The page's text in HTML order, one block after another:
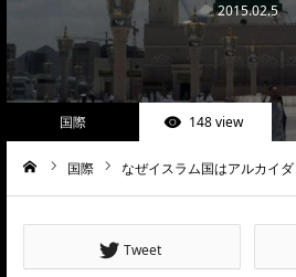
2015.02.5
国際 148 view
国際 なぜイスラム国はアルカイ
Tweet
サイトマップ
about
お問合せ